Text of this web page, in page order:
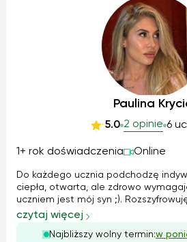
Paulina
5.0 2 opinie 6
1+ rok doświadczenia Online
Do każdego ucznia podchodzę
ciepła, otwarta, ale zdrowo
uczniem jest mój syn ;).
podaję je w prosty, przyjemny sposób. Jestem specjalistką
od słowa, ale kładę duży nacisk na
jest niezwykle cenne...
czytaj więcej
Najbliższy wolny termin:w